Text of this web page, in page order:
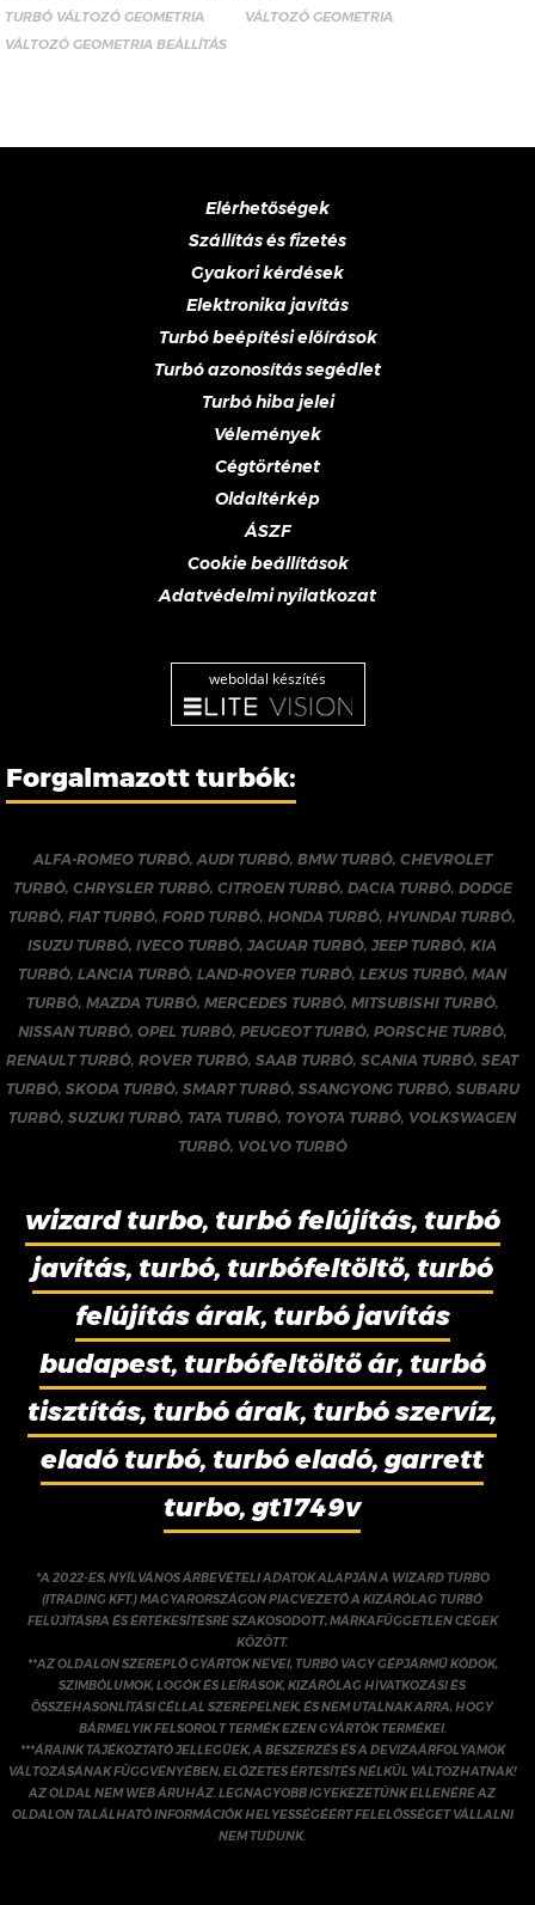
TURBÓ VÁLTOZÓ GEOMETRIA
VÁLTOZÓ GEOMETRIA
VÁLTOZÓ GEOMETRIA BEÁLLÍTÁS
Elérhetőségek
Szállítás és fizetés
Gyakori kérdések
Elektronika javítás
Turbó beépítési előírások
Turbó azonosítás segédlet
Turbó hiba jelei
Vélemények
Cégtörténet
Oldaltérkép
ÁSZF
Cookie beállítások
Adatvédelmi nyilatkozat
weboldal készítés
Forgalmazott turbók:
ALFA-ROMEO TURBÓ,AUDI TURBÓ, BMW TURBÓ, CHEVROLET
TURBÓ, CHRYSLER TURBÓ, CITROEN TURBÓ, DACIA TURBÓ, DODGE
TURBÓ,FIAT TURBÓ,FORD TURBÓ, HONDA TURBÓ, HYUNDAI TURBÓ,
ISUZU TURBÓ,IVECO TURBÓ,JAGUAR TURBÓ,JEEP TURBÓ,KIA
TURBÓ,LANCIA TURBÓ,LAND-ROVER TURBÓ,LEXUS TURBÓ,MAN
TURBÓ, MAZDA TURBÓ, MERCEDES TURBÓ, MITSUBISHI TURBÓ,
NISSAN TURBÓ, OPEL TURBÓ, PEUGEOT TURBÓ, PORSCHE TURBÓ,
RENAULT TURBÓ,ROVER TURBÓ,SAAB TURBÓ,SCANIA TURBÓ,SEAT
TURBÓ, SKODA TURBÓ, SMART TURBÓ, SSANGYONG TURBÓ, SUBARU
TURBÓ,SUZUKI TURBÓ, TATA TURBÓ, TOYOTA TURBÓ, VOLKSWAGEN
TURBÓ, VOLVO TURBÓ
wizard turbo, turbó felújítás, turbó
javítás, turbó, turbófeltöltő, turbó
felújítás árak, turbó javítás
budapest, turbófeltöltő ár, turbó
tisztítás, turbó árak, turbó szervíz,
eladó turbó, turbó eladó, garrett
turbo, gt1749v
*A 2022-ES, NYÍLVÁNOS ÁRBEVÉTELI ADATOK ALAPJÁN A WIZARD TURBO
(ITRADING KFT.) MAGYARORSZÁGON PIACVEZETŐ A KIZÁRÓLAG TURBÓ
FELÚJÍTÁSRA ÉS ÉRTÉKESÍTÉSRE SZAKOSODOTT, MÁRKAFÜGGETLEN CÉGEK
KÖZÖTT.
**AZ OLDALON SZEREPLŐ GYÁRTÓK NEVEI, TURBÓ VAGY GÉPJÁRMŰ KÓDOK,
SZIMBÓLUMOK, LOGÓK ÉS LEÍRÁSOK, KIZÁRÓLAG HIVATKOZÁSI ÉS
ÖSSZEHASONLÍTÁSI CÉLLAL SZEREPELNEK, ÉS NEM UTALNAK ARRA, HOGY
BÁRMELYIK FELSOROLT TERMÉK EZEN GYÁRTÓK TERMÉKEI.
***ÁRAINK TÁJÉKOZTATÓ JELLEGŰEK, A BESZERZÉS ÉS A DEVIZAÁRFOLYAMOK
VÁLTOZÁSÁNAK FÜGGVÉNYÉBEN, ELŐZETES ÉRTESÍTÉS NÉLKÜL VÁLTOZHATNAK!
AZ OLDAL NEM WEB ÁRUHÁZ. LEGNAGYOBB IGYEKEZETÜNK ELLENÉRE AZ
OLDALON TALÁLHATÓ INFORMÁCIÓK HELYESSÉGÉÉRT FELELŐSSÉGET VÁLLALNI
NEM TUDUNK.